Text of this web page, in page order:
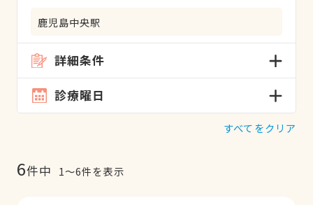
鹿児島中央駅
詳細条件
診療曜日
すべてをクリア
6件中 1〜6件を表示